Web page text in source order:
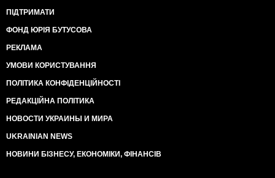
ПІДТРИМАТИ
ФОНД ЮРІЯ БУТУСОВА
РЕКЛАМА
УМОВИ КОРИСТУВАННЯ
ПОЛІТИКА КОНФІДЕНЦІЙНОСТІ
РЕДАКЦІЙНА ПОЛІТИКА
НОВОСТИ УКРАИНЫ И МИРА
UKRAINIAN NEWS
НОВИНИ БІЗНЕСУ, ЕКОНОМІКИ, ФІНАНСІВ